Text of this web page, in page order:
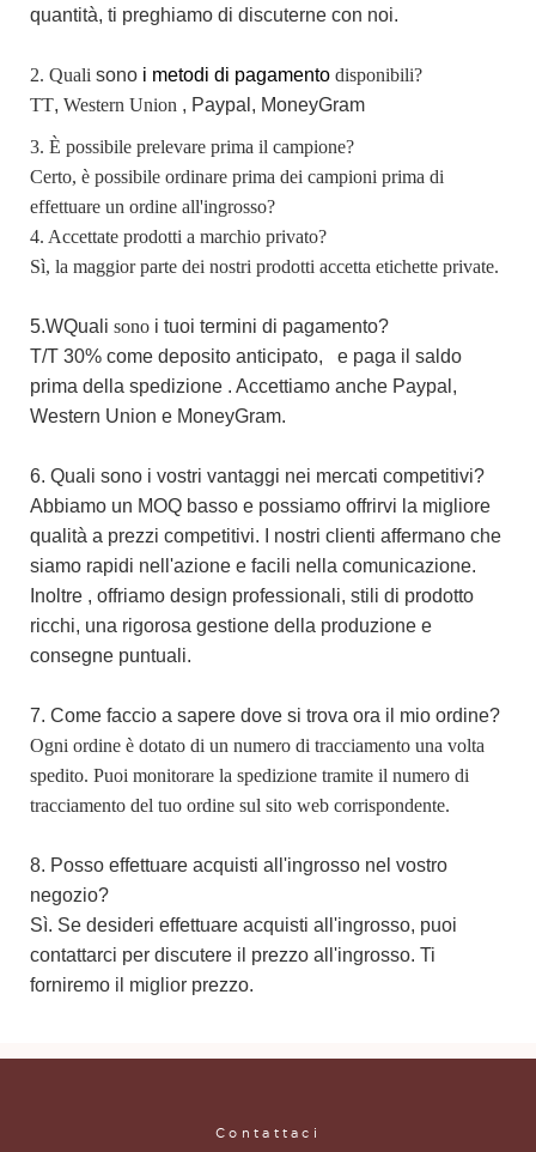
quantità, ti preghiamo di discuterne con noi.
2. Quali sono i metodi di pagamento disponibili?
TT, Western Union , Paypal, MoneyGram
3. È possibile prelevare prima il campione?
Certo, è possibile ordinare prima dei campioni prima di
effettuare un ordine all'ingrosso?
4. Accettate prodotti a marchio privato?
Sì, la maggior parte dei nostri prodotti accetta etichette private.
5.WQuali sono i tuoi termini di pagamento?
T/T 30% come deposito anticipato,
e paga il saldo
prima della spedizione . Accettiamo anche Paypal,
Western Union e MoneyGram.
6. Quali sono i vostri vantaggi nei mercati competitivi?
Abbiamo un MOQ basso e possiamo offrirvi la migliore
qualità a prezzi competitivi. I nostri clienti affermano che
siamo rapidi nell'azione e facili nella comunicazione.
Inoltre , offriamo design professionali, stili di prodotto
ricchi, una rigorosa gestione della produzione e
consegne puntuali.
7. Come faccio a sapere dove si trova ora il mio ordine?
Ogni ordine è dotato di un numero di tracciamento una volta
spedito. Puoi monitorare la spedizione tramite il numero di
tracciamento del tuo ordine sul sito web corrispondente.
8. Posso effettuare acquisti all'ingrosso nel vostro
negozio?
Sì. Se desideri effettuare acquisti all'ingrosso, puoi
contattarci per discutere il prezzo all'ingrosso. Ti
forniremo il miglior prezzo.
Contattaci